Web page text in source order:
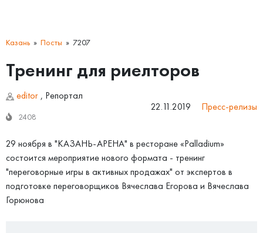
Казань Посты 7207
Тренинг для риелторов
editor , Репортал
22.11.2019
Пресс-релизы
2408
29 ноября в "КАЗАНЬ-АРЕНА" в ресторане «Palladium»
состоится мероприятие нового формата - тренинг
"переговорные игры в активных продажах" от экспертов в
подготовке переговорщиков Вячеслава Егорова и Вячеслава
Горюнова